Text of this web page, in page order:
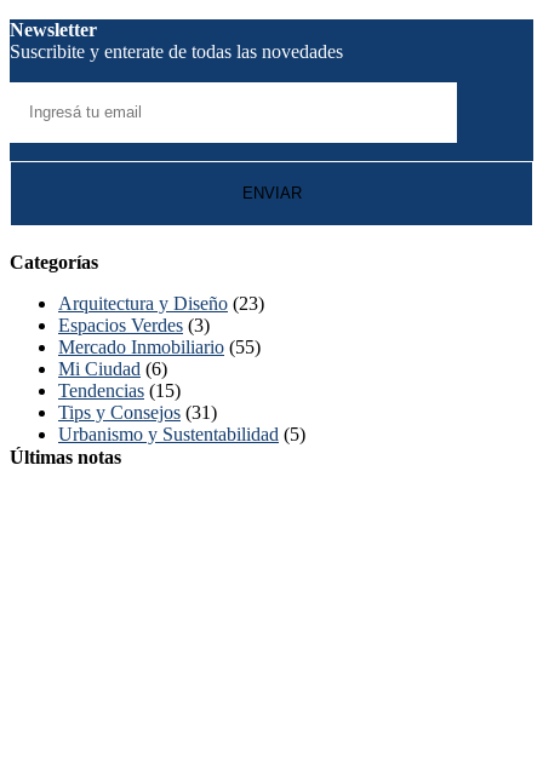
Newsletter
Suscribite y enterate de todas las novedades
Categorías
Arquitectura y Diseño (23)
Espacios Verdes (3)
Mercado Inmobiliario (55)
Mi Ciudad (6)
Tendencias (15)
Tips y Consejos (31)
Urbanismo y Sustentabilidad (5)
Últimas notas